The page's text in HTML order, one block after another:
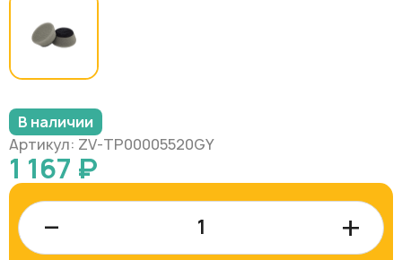
В наличии
Артикул: ZV-TP00005520GY
1 167 ₽
– +